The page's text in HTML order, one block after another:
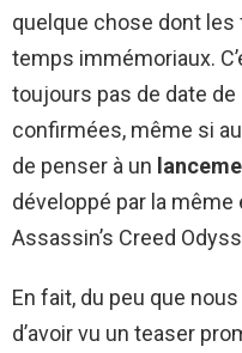
quelque chose dont
temps immémoriaux.
toujours pas de date
confirmées, même si
de penser à un
développé par la même
Assassin’s Creed
En fait, du peu que
d’avoir vu un teaser